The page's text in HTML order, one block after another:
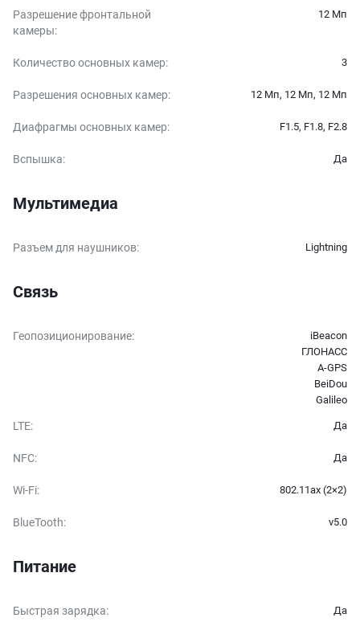
Разрешение фронтальной
камеры:
12 Мп
Количество основных камер: 3
Разрешения основных камер: 12 Мп, 12 Мп, 12 Мп
Диафрагмы основных камер: F1.5, F1.8, F2.8
Вспышка: Да
Мультимедиа
Разъем для наушников: Lightning
Связь
Геопозиционирование:
iBeacon
ГЛОНАСС
A-GPS
BeiDou
Galileo
LTE: Да
NFC: Да
Wi-Fi: 802.11ax (2×2)
BlueTooth: v5.0
Питание
Быстрая зарядка: Да